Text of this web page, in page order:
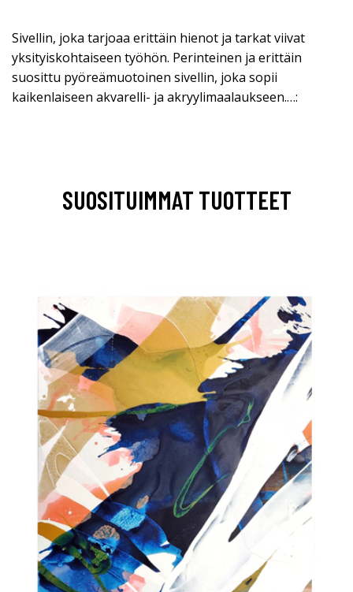
Sivellin, joka tarjoaa erittäin hienot ja tarkat viivat
yksityiskohtaiseen työhön. Perinteinen ja erittäin
suosittu pyöreämuotoinen sivellin, joka sopii
kaikenlaiseen akvarelli- ja akryylimaalaukseen.…:
SUOSITUIMMAT TUOTTEET